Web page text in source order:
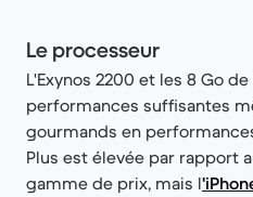
Le processeur
L'Exynos 2200 et les 8 Go
performances suffisantes
gourmands en
Plus est élevée par rapport
gamme de prix, mais l